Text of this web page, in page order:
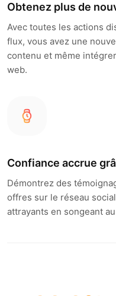
Obtenez plus de
Avec toutes les actions
flux, vous avez une
contenu et même
web.
Confiance accrue
Démontrez des
offres sur le réseau
attrayants en songeant